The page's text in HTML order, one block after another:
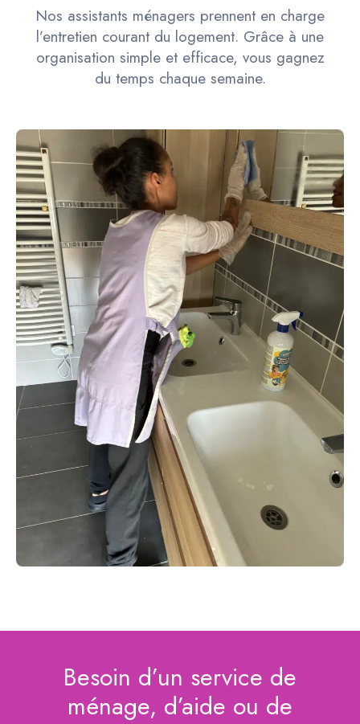
Nos assistants ménagers prennent en charge
l’entretien courant du logement. Grâce à une
organisation simple et efficace, vous gagnez
du temps chaque semaine.
Besoin d’un service de
ménage, d’aide ou de